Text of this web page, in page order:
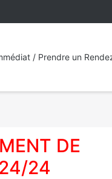
/ Prendre un
DE
24/24